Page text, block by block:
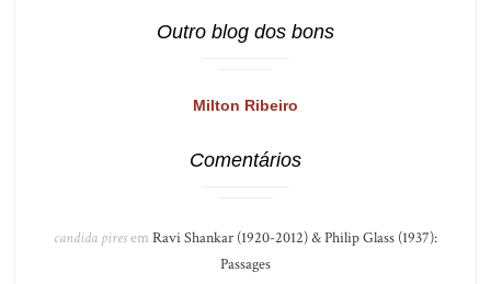
Outro blog dos bons
Milton Ribeiro
Comentários
candida piresem Ravi Shankar (1920-2012) & Philip Glass (1937):
Passages